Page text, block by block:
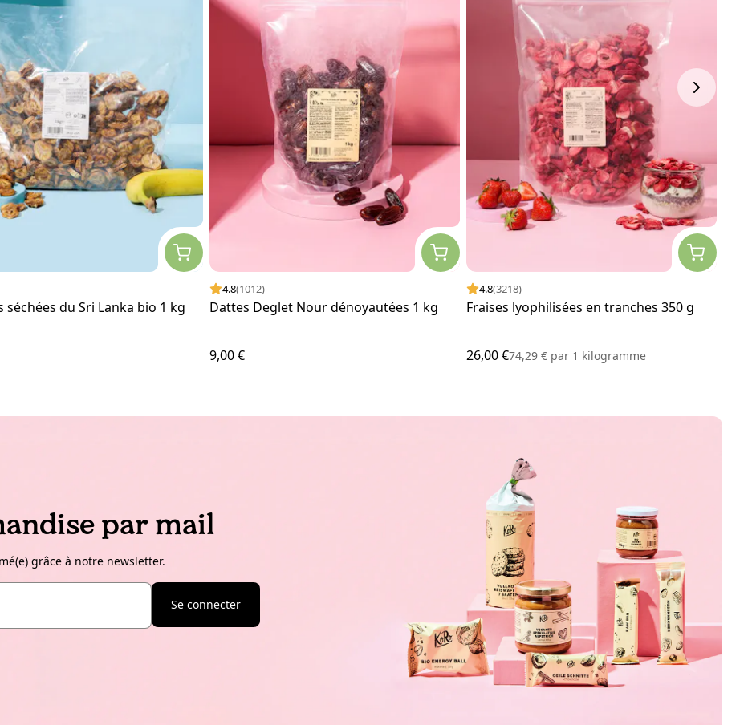
séchées du Sri Lanka bio 1 kg
4.8(1012)
Dattes Deglet Nour dénoyautées 1 kg
9,00 €
4.8(3218)
Fraises lyophilisées en tranches 350 g
26,00 €74,29 € par1 kilogramme
par mail
grâce à notre newsletter.
Se connecter